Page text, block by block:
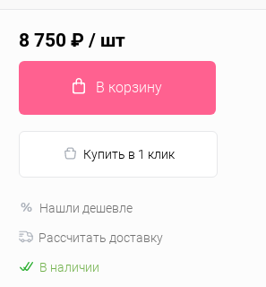
8 750 ₽ / шт
В корзину
Купить в 1 клик
Нашли дешевле
Рассчитать доставку
В наличии